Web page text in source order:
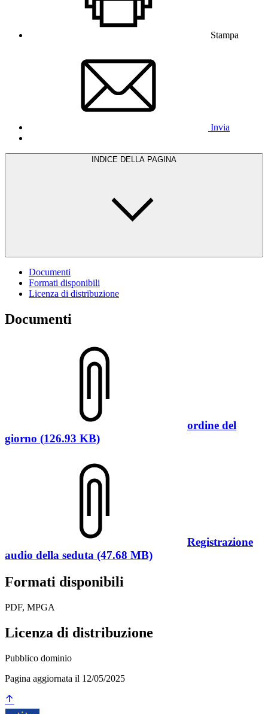
Stampa
Invia
INDICE DELLA PAGINA
Documenti
Formati disponibili
Licenza di distribuzione
Documenti
ordine del
giorno (126.93 KB)
Registrazione
audio della seduta (47.68 MB)
Formati disponibili
PDF, MPGA
Licenza di distribuzione
Pubblico dominio
Pagina aggiornata il 12/05/2025